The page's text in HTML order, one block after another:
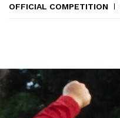
OFFICIAL COMPETITION